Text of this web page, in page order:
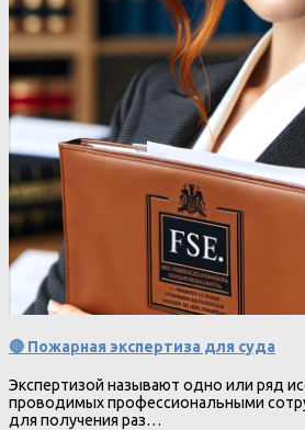
🔴 Пожарная экспертиза для суда
Экспертизой называют одно или ряд
проводимых профессиональными
для получения раз…